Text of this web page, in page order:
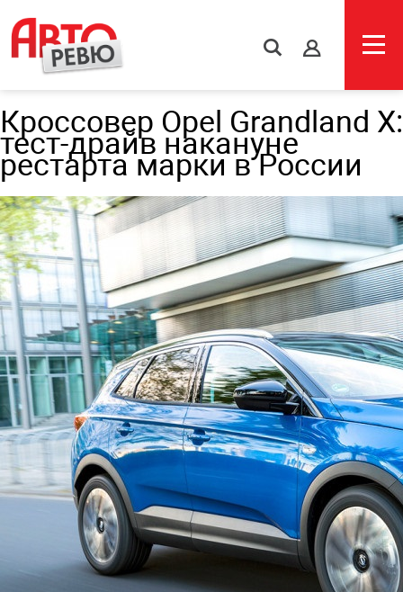
s
Кроссовер Opel Grandland X:
тест-драйв накануне
рестарта марки в России